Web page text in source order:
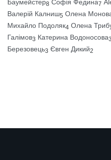
Баумейстер8 Софія Федина7
Валерій Калниш5 Олена
Михайло Подоляк4 Олена
Галімов3 Катерина Водоносова3
Березовець3 Євген Дикий2